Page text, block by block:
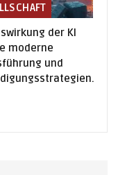
der KI
moderne
und